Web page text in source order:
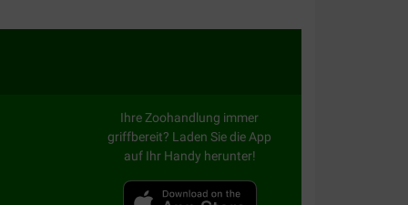
Preis –
Ihre Zoohandlung immer
griffbereit? Laden Sie die App
auf Ihr Handy herunter!